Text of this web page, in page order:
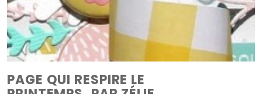
PAGE QUI RESPIRE LE